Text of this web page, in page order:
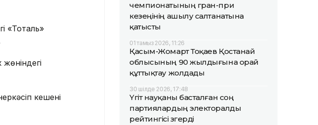
«Тоталь»
кешені
чемпионатының гран-при
кезеңінің ашылу салтанатына
қатысты
01 тамыз 2026, 11:26
Қасым-Жомарт Тоқаев Қостанай
облысының 90 жылдығына орай
құттықтау жолдады
30 шілде 2026, 17:48
Үгіт науқаны басталған соң
партиялардың электоралды
рейтингісі өзгерді